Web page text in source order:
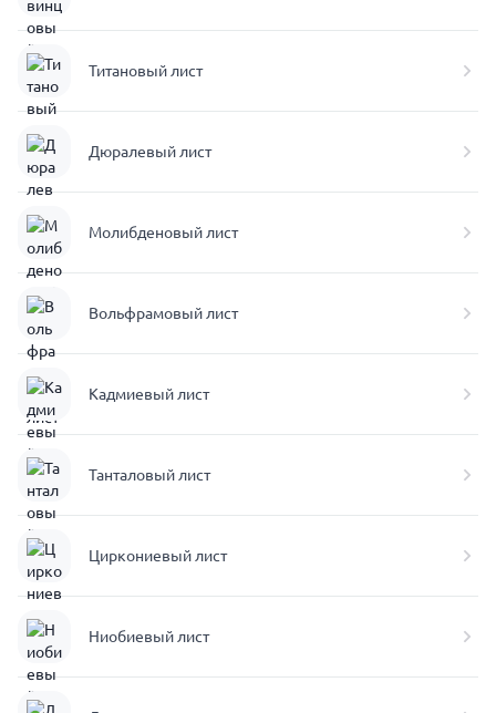
Титановый лист
Дюралевый лист
Молибденовый лист
Вольфрамовый лист
Кадмиевый лист
Танталовый лист
Циркониевый лист
Ниобиевый лист